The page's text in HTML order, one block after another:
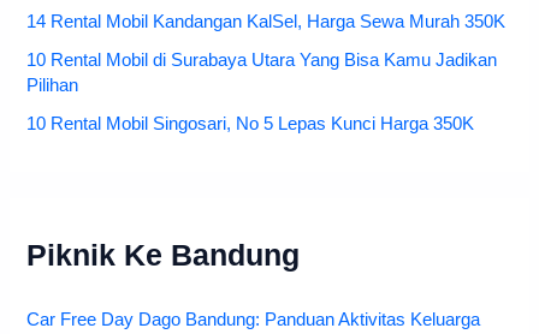
14 Rental Mobil Kandangan KalSel, Harga Sewa Murah 350K
10 Rental Mobil di Surabaya Utara Yang Bisa Kamu Jadikan
Pilihan
10 Rental Mobil Singosari, No 5 Lepas Kunci Harga 350K
Piknik Ke Bandung
Car Free Day Dago Bandung: Panduan Aktivitas Keluarga